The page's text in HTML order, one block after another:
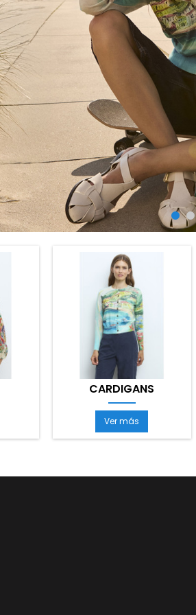
CARDIGANS
Ver más